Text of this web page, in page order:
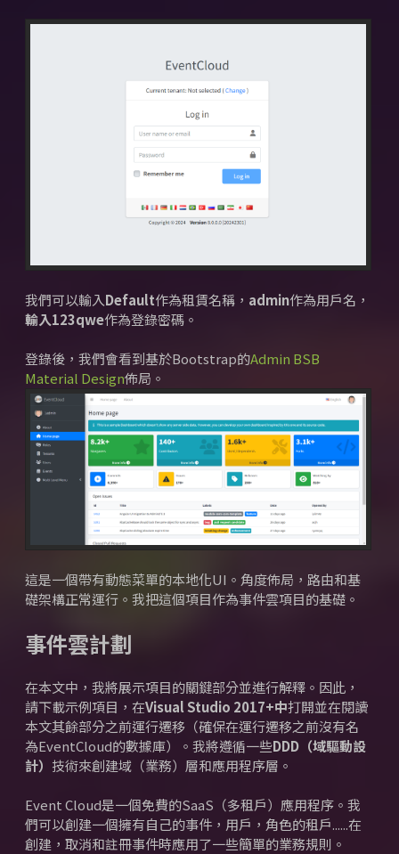
我們可以輸入Default作為租賃名稱， admin作為用戶名，
輸入123qwe作為登錄密碼。
登錄後，我們會看到基於Bootstrap的Admin BSB
Material Design佈局。
這是一個帶有動態菜單的本地化UI。 角度佈局，路由和基
礎架構正常運行。我把這個項目作為事件雲項目的基礎。
事件雲計劃
在本文中，我將展示項目的關鍵部分並進行解釋。 因此，
請下載示例項目，在Visual Studio 2017+中打開並在閱讀
本文其餘部分之前運行遷移（確保在運行遷移之前沒有名
為EventCloud的數據庫）。我將遵循一些DDD（域驅動設
計） 技術來創建域（業務）層和應用程序層。
Event Cloud是一個免費的SaaS（多租戶）應用程序。我
們可以創建一個擁有自己的事件，用戶，角色的租戶......在
創建，取消和註冊事件時應用了一些簡單的業務規則。